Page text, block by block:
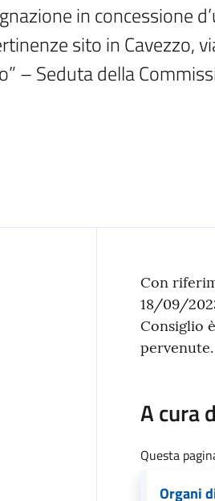
in concessione
sito in Cavezzo,
– Seduta della
Con
18/09/
Consiglio
pervenute.
A cura
Questa
Organi